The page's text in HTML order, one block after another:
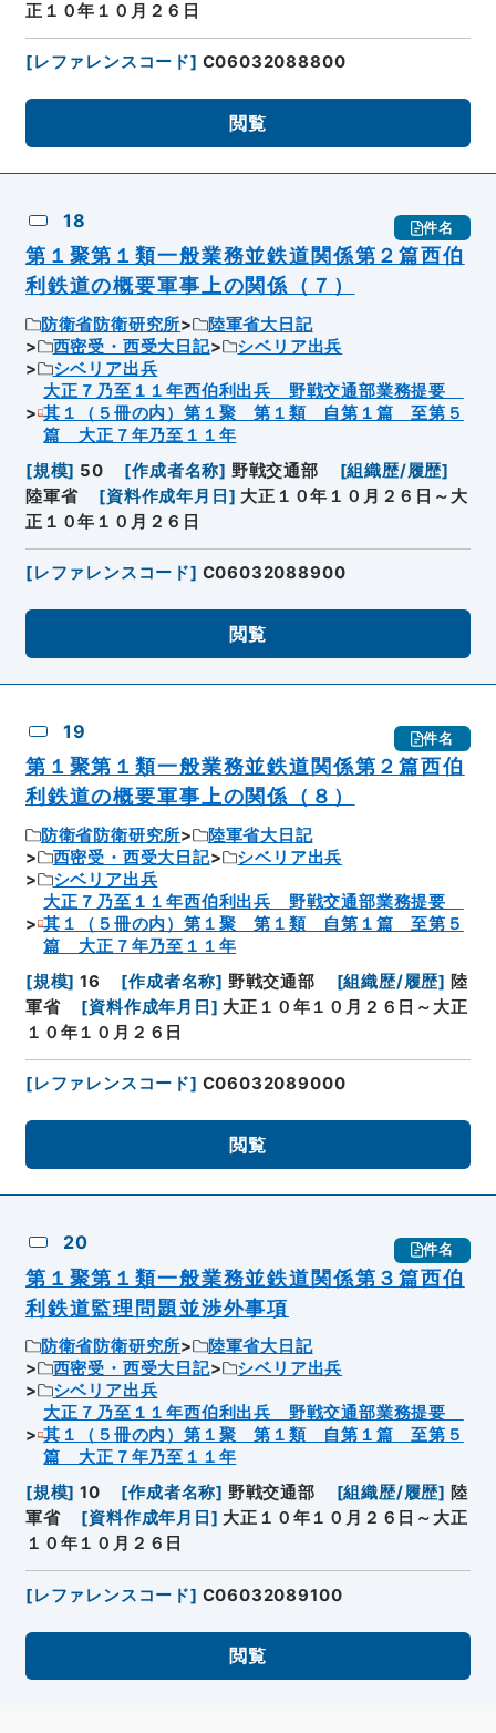
正１０年１０月２６日
[レファレンスコード] C06032088800
閲覧
18 件名
第１聚第１類一般業務並鉄道関係第２篇西伯
利鉄道の概要軍事上の関係（７）
防衛省防衛研究所
陸軍省大日記
西密受・西受大日記
シベリア出兵
シベリア出兵
大正７乃至１１年西伯利出兵 野戦交通部業務提要
其１（５冊の内）第１聚 第１類 自第１篇 至第５
篇 大正７年乃至１１年
[規模] 50 [作成者名称] 野戦交通部 [組織歴/履歴]
陸軍省
[資料作成年月日 ] 大正１０年１０月２６日～大
正１０年１０月２６日
[レファレンスコード] C06032088900
閲覧
19 件名
第１聚第１類一般業務並鉄道関係第２篇西伯
利鉄道の概要軍事上の関係（８）
防衛省防衛研究所
陸軍省大日記
西密受・西受大日記
シベリア出兵
シベリア出兵
大正７乃至１１年西伯利出兵 野戦交通部業務提要
其１（５冊の内）第１聚 第１類 自第１篇 至第５
篇 大正７年乃至１１年
[規模] 16 [作成者名称] 野戦交通部 [組織歴/履歴] 陸
軍省
[資料作成年月日 ] 大正１０年１０月２６日～大正
１０年１０月２６日
[レファレンスコード] C06032089000
閲覧
20 件名
第１聚第１類一般業務並鉄道関係第３篇西伯
利鉄道監理問題並渉外事項
防衛省防衛研究所
陸軍省大日記
西密受・西受大日記
シベリア出兵
シベリア出兵
大正７乃至１１年西伯利出兵 野戦交通部業務提要
其１（５冊の内）第１聚 第１類 自第１篇 至第５
篇 大正７年乃至１１年
[規模] 10 [作成者名称] 野戦交通部 [組織歴/履歴] 陸
軍省
[資料作成年月日 ] 大正１０年１０月２６日～大正
１０年１０月２６日
[レファレンスコード] C06032089100
閲覧